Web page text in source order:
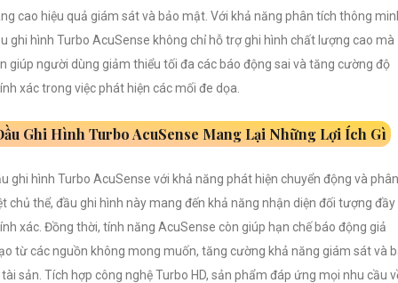
cao hiệu quả giám sát và bảo mật. Với khả năng phân tích thông
ghi hình Turbo AcuSense không chỉ hỗ trợ ghi hình chất lượng cao mà
giúp người dùng giảm thiểu tối đa các báo động sai và tăng cường độ
xác trong việc phát hiện các mối đe dọa.
Ghi Hình Turbo AcuSense Mang Lại Những Lợi Ích Gì
ghi hình Turbo AcuSense với khả năng phát hiện chuyển động và phân
chủ thể, đầu ghi hình này mang đến khả năng nhận diện đối tượng đầy
xác. Đồng thời, tính năng AcuSense còn giúp hạn chế báo động giả
từ các nguồn không mong muốn, tăng cường khả năng giám sát và
tài sản. Tích hợp công nghệ Turbo HD, sản phẩm đáp ứng mọi nhu cầu